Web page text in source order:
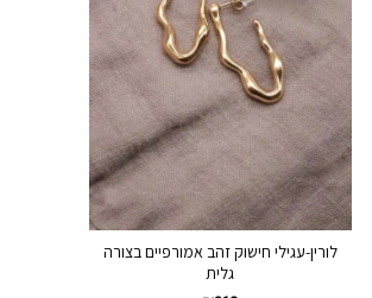
לורין-עגילי חישוק זהב אמורפיים בצורה
גלית